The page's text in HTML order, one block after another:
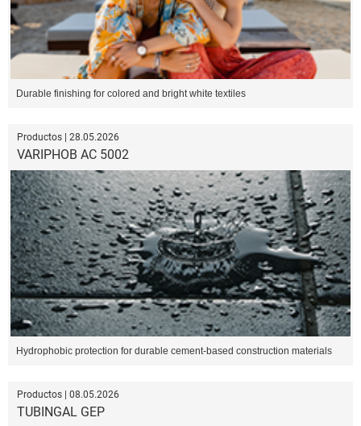
Durable finishing for colored and bright white textiles
Productos | 28.05.2026
VARIPHOB AC 5002
Hydrophobic protection for durable cement-based construction materials
Productos | 08.05.2026
TUBINGAL GEP